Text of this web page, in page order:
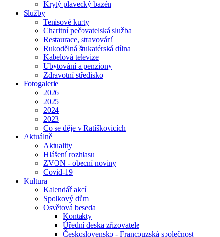
Krytý plavecký bazén
Služby
Tenisové kurty
Charitní pečovatelská služba
Restaurace, stravování
Rukodělná štukatérská dílna
Kabelová televize
Ubytování a penziony
Zdravotní středisko
Fotogalerie
2026
2025
2024
2023
Co se děje v Ratíškovicích
Aktuálně
Aktuality
Hlášení rozhlasu
ZVON - obecní noviny
Covid-19
Kultura
Kalendář akcí
Spolkový dům
Osvětová beseda
Kontakty
Úřední deska zřizovatele
Československo - Francouzská společnost